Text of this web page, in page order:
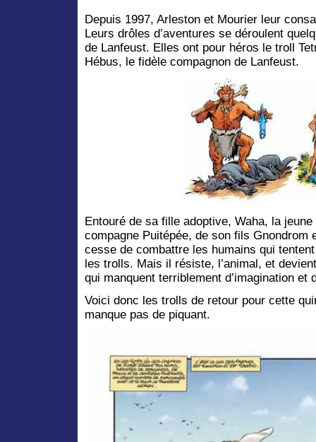
Depuis 1997, Arleston et Mourier leur
Leurs drôles d’aventures se déroulent
de Lanfeust. Elles ont pour héros le troll
Hébus, le fidèle compagnon de Lanfeust.
Entouré de sa fille adoptive, Waha, la
compagne Puitépée, de son fils Gnondrom
cesse de combattre les humains qui
les trolls. Mais il résiste, l’animal, et
qui manquent terriblement d’imagination et
Voici donc les trolls de retour pour cette
manque pas de piquant.